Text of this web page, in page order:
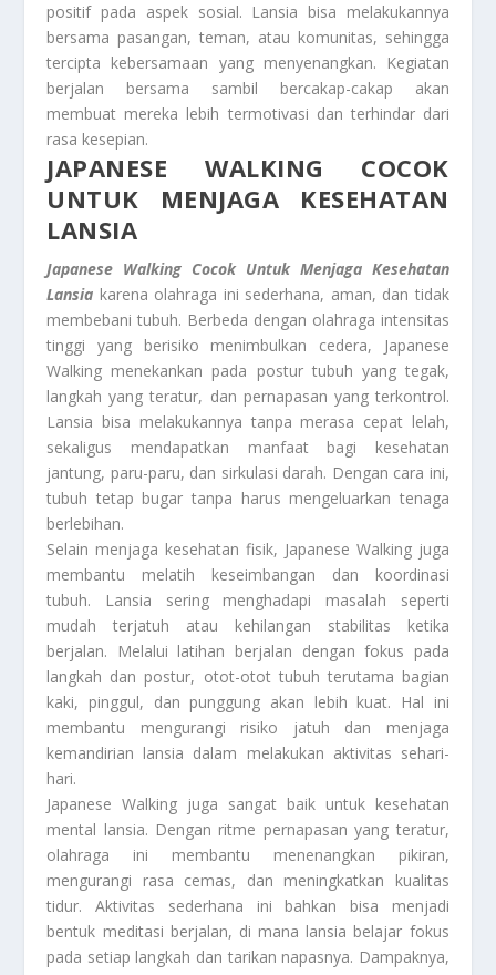
positif pada aspek sosial. Lansia bisa melakukannya
bersama pasangan, teman, atau komunitas, sehingga
tercipta kebersamaan yang menyenangkan. Kegiatan
berjalan bersama sambil bercakap-cakap akan
membuat mereka lebih termotivasi dan terhindar dari
rasa kesepian.
JAPANESE WALKING COCOK
UNTUK MENJAGA KESEHATAN
LANSIA
Japanese Walking Cocok Untuk Menjaga Kesehatan
Lansia karena olahraga ini sederhana, aman, dan tidak
membebani tubuh. Berbeda dengan olahraga intensitas
tinggi yang berisiko menimbulkan cedera, Japanese
Walking menekankan pada postur tubuh yang tegak,
langkah yang teratur, dan pernapasan yang terkontrol.
Lansia bisa melakukannya tanpa merasa cepat lelah,
sekaligus mendapatkan manfaat bagi kesehatan
jantung, paru-paru, dan sirkulasi darah. Dengan cara ini,
tubuh tetap bugar tanpa harus mengeluarkan tenaga
berlebihan.
Selain menjaga kesehatan fisik, Japanese Walking juga
membantu melatih keseimbangan dan koordinasi
tubuh. Lansia sering menghadapi masalah seperti
mudah terjatuh atau kehilangan stabilitas ketika
berjalan. Melalui latihan berjalan dengan fokus pada
langkah dan postur, otot-otot tubuh terutama bagian
kaki, pinggul, dan punggung akan lebih kuat. Hal ini
membantu mengurangi risiko jatuh dan menjaga
kemandirian lansia dalam melakukan aktivitas sehari-
hari.
Japanese Walking juga sangat baik untuk kesehatan
mental lansia. Dengan ritme pernapasan yang teratur,
olahraga ini membantu menenangkan pikiran,
mengurangi rasa cemas, dan meningkatkan kualitas
tidur. Aktivitas sederhana ini bahkan bisa menjadi
bentuk meditasi berjalan, di mana lansia belajar fokus
pada setiap langkah dan tarikan napasnya. Dampaknya,